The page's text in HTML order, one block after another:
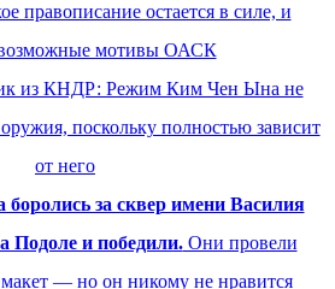
правописание остается в силе, и
мотивы ОАСК
из КНДР: Режим Ким Чен Ына не
поскольку полностью зависит
от него
за сквер имени Василия
Подоле и победили.Они провели
— но он никому не нравится